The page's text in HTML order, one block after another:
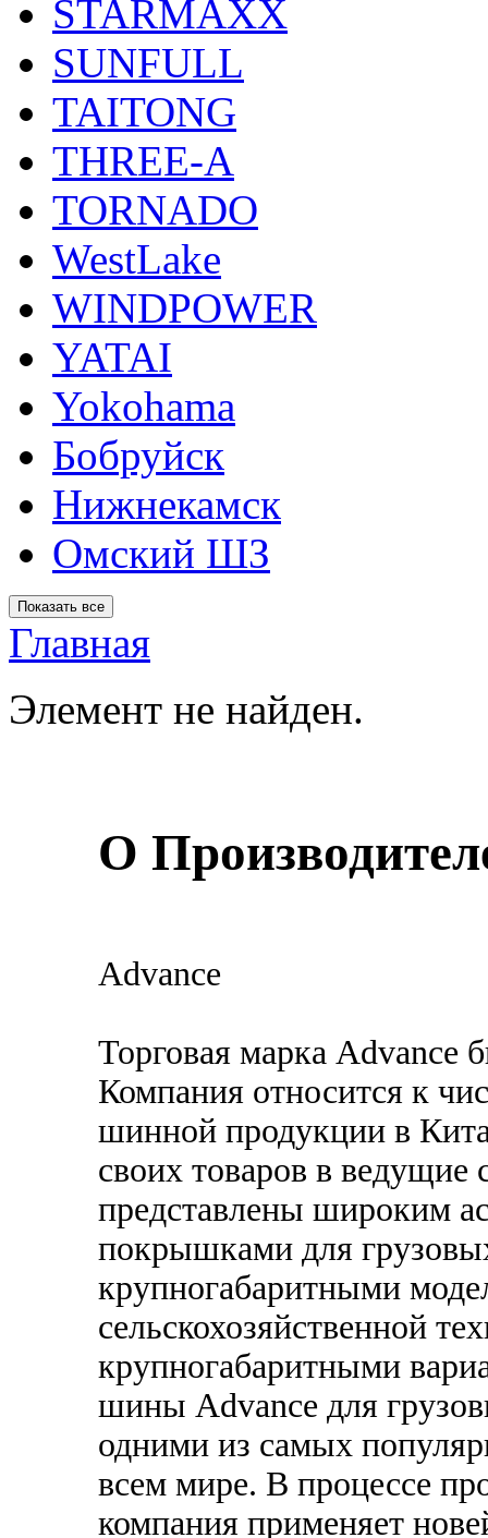
STARMAXX
SUNFULL
TAITONG
THREE-A
TORNADO
WestLake
WINDPOWER
YATAI
Yokohama
Бобруйск
Нижнекамск
Омский ШЗ
Главная
Элемент не найден.
О
Advance
Торговая марка Advance
Компания относится к
шинной продукции в
своих товаров в
представлены широким
покрышками для
крупногабаритными
сельскохозяйственной
крупногабаритными
шины Advance для
одними из самых
всем мире. В процессе
компания применяет